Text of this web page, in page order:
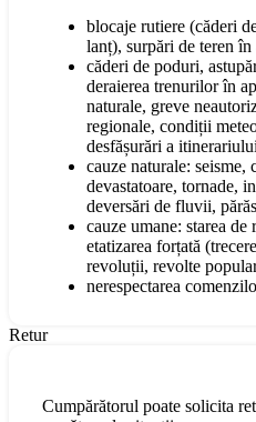
blocaje rutiere (căderi
lanț), surpări de teren în
căderi de poduri,
deraierea trenurilor în
naturale, greve
regionale, condiții
desfășurări a
cauze naturale: seisme,
devastatoare, tornade,
deversări de fluvii,
cauze umane: starea de
etatizarea forțată
revoluții, revolte
nerespectarea
Retur
Cumpărătorul poate solicita